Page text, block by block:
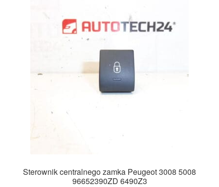
Sterownik centralnego zamka Peugeot 3008 5008
96652390ZD 6490Z3